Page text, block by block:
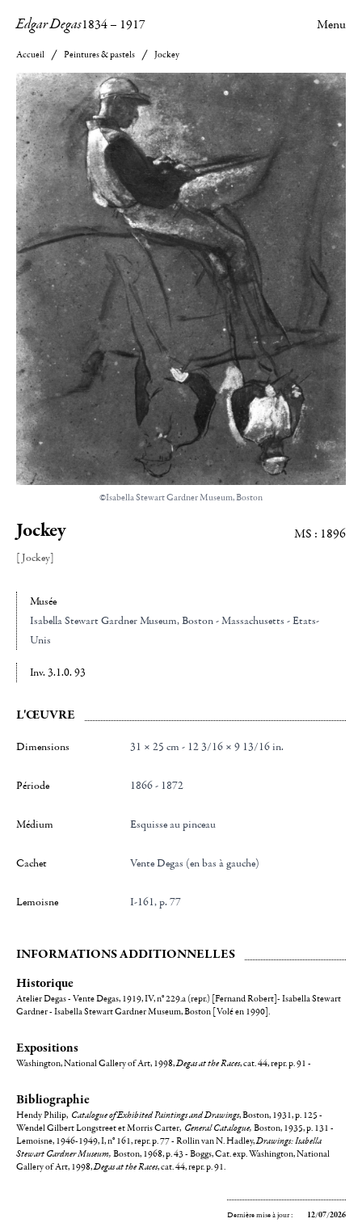
Edgar Degas1834– 1917 Menu
Accueil Peintures & pastels Jockey
©Isabella Stewart Gardner Museum, Boston
Jockey
[Jockey]
MS : 1896
Musée
Isabella Stewart Gardner Museum, Boston - Massachusetts - Etats-
Unis
Inv. 3.1.0. 93
L'ŒUVRE
Dimensions 31 × 25 cm - 12 3/16 × 9 13/16 in.
Période 1866 - 1872
Médium Esquisse au pinceau
Cachet Vente Degas (en bas à gauche)
Lemoisne I-161, p. 77
INFORMATIONS ADDITIONNELLES
Historique
Atelier Degas - Vente Degas, 1919, IV, n° 229.a (repr.) [Fernand Robert]- Isabella Stewart
Gardner - Isabella Stewart Gardner Museum, Boston [Volé en 1990].
Expositions
Washington, National Gallery of Art, 1998,Degas at the Races, cat. 44, repr. p. 91 -
Bibliographie
Hendy Philip, Catalogue of Exhibited Paintings and Drawings, Boston, 1931, p. 125 -
Wendel Gilbert Longstreet et Morris Carter, General Catalogue, Boston, 1935, p. 131 -
Lemoisne, 1946-1949, I, n° 161, repr. p. 77 - Rollin van N. Hadley,Drawings: Isabella
Stewart Gardner Museum, Boston, 1968, p. 43 - Boggs, Cat. exp. Washington, National
Gallery of Art, 1998,Degas at the Races, cat. 44, repr. p. 91.
Dernière mise à jour : 12/07/2026